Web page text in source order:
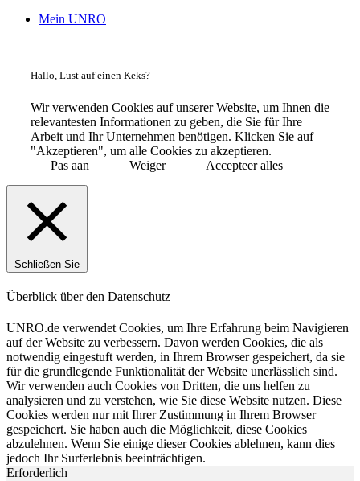
Mein UNRO
Hallo, Lust auf einen Keks?
Wir verwenden Cookies auf unserer Website, um Ihnen die
relevantesten Informationen zu geben, die Sie für Ihre
Arbeit und Ihr Unternehmen benötigen. Klicken Sie auf
"Akzeptieren", um alle Cookies zu akzeptieren.
Pas aan
Weiger Accepteer alles
Schließen Sie
Überblick über den Datenschutz
UNRO.de verwendet Cookies, um Ihre Erfahrung beim Navigieren
auf der Website zu verbessern. Davon werden Cookies, die als
notwendig eingestuft werden, in Ihrem Browser gespeichert, da sie
für die grundlegende Funktionalität der Website unerlässlich sind.
Wir verwenden auch Cookies von Dritten, die uns helfen zu
analysieren und zu verstehen, wie Sie diese Website nutzen. Diese
Cookies werden nur mit Ihrer Zustimmung in Ihrem Browser
gespeichert. Sie haben auch die Möglichkeit, diese Cookies
abzulehnen. Wenn Sie einige dieser Cookies ablehnen, kann dies
jedoch Ihr Surferlebnis beeinträchtigen.
Erforderlich